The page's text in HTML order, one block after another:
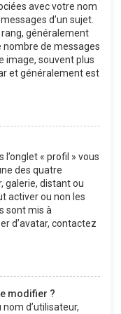
avec votre nom
d’un sujet.
rang, généralement
nombre de messages
image, souvent plus
et généralement est
l’onglet « profil » vous
des quatre
galerie, distant ou
activer ou non les
sont mis à
d’avatar, contactez
modifier ?
nom d’utilisateur,